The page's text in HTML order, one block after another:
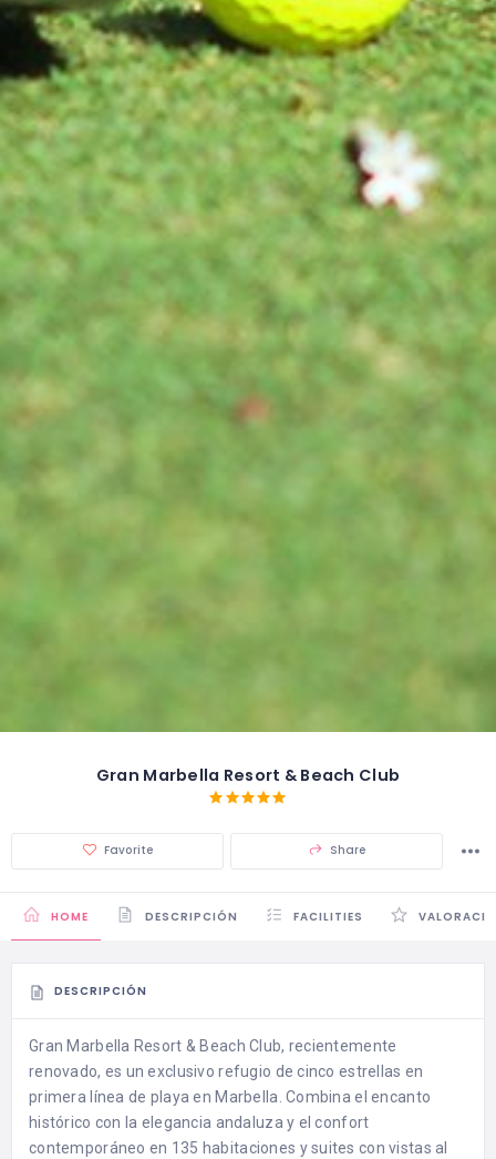
Gran Marbella Resort & Beach Club
Favorite Share
HOME DESCRIPCIÓN FACILITIES
DESCRIPCIÓN
Gran Marbella Resort & Beach Club, recientemente
renovado, es un exclusivo refugio de cinco estrellas en
primera línea de playa en Marbella. Combina el encanto
histórico con la elegancia andaluza y el confort
contemporáneo en 135 habitaciones y suites con vistas al